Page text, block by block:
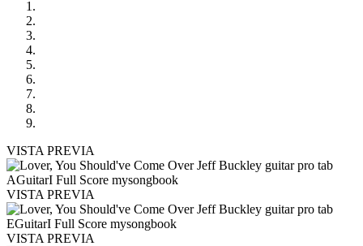
VISTA PREVIA
VISTA PREVIA
VISTA PREVIA